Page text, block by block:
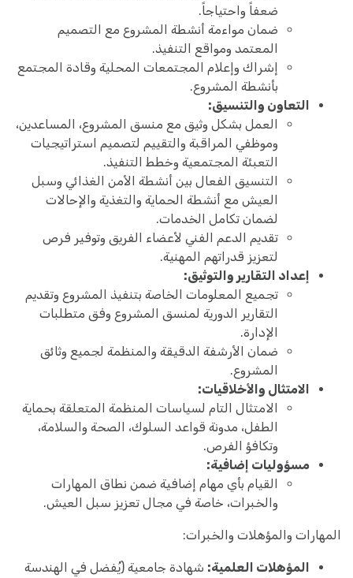
ضعفاً واحتياجاً.
ضمان مواءمة أنشطة المشروع مع التصميم
المعتمد ومواقع التنفيذ.
إشراك وإعلام المجتمعات المحلية وقادة المجتمع
بأنشطة المشروع.
التعاون والتنسيق:
العمل بشكل وثيق مع منسق المشروع، المساعدين،
وموظفي المراقبة والتقييم لتصميم استراتيجيات
التعبئة المجتمعية وخطط التنفيذ.
التنسيق الفعال بين أنشطة الأمن الغذائي وسبل
العيش مع أنشطة الحماية والتغذية والإحالات
لضمان تكامل الخدمات.
تقديم الدعم الفني لأعضاء الفريق وتوفير فرص
لتعزيز قدراتهم المهنية.
إعداد التقارير والتوثيق:
تجميع المعلومات الخاصة بتنفيذ المشروع وتقديم
التقارير الدورية لمنسق المشروع وفق متطلبات
الإدارة.
ضمان الأرشفة الدقيقة والمنظمة لجميع وثائق
المشروع.
الامتثال والأخلاقيات:
الامتثال التام لسياسات المنظمة المتعلقة بحماية
الطفل، مدونة قواعد السلوك، الصحة والسلامة،
وتكافؤ الفرص.
مسؤوليات إضافية:
القيام بأي مهام إضافية ضمن نطاق المهارات
والخبرات، خاصة في مجال تعزيز سبل العيش.
المهارات والمؤهلات والخبرات:
المؤهلات العلمية: شهادة جامعية (يُفضل في الهندسة